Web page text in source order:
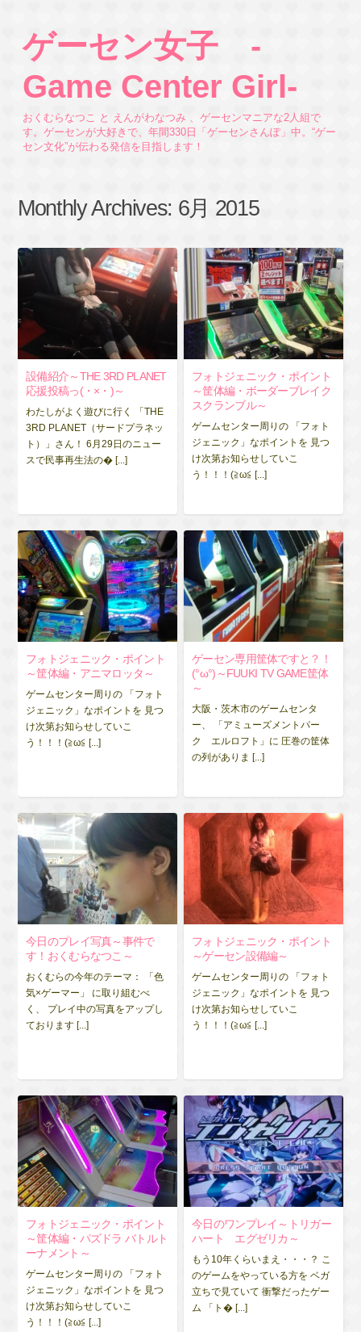
ゲーセン女子 -
Game Center Girl-
おくむらなつこ と えんがわなつみ 、ゲーセンマニアな2人組で
す。ゲーセンが大好きで、年間330日「ゲーセンさんぽ」中。“ゲー
セン文化”が伝わる発信を目指します！
Monthly Archives: 6月 2015
設備紹介～THE 3RD PLANET
応援投稿っ(・×・)～
わたしがよく遊びに行く 「THE
3RD PLANET（サードプラネッ
ト）」さん！ 6月29日のニュー
スで民事再生法の� [...]
フォトジェニック・ポイント
～筐体編・ボーダーブレイク
スクランブル～
ゲームセンター周りの 「フォト
ジェニック」なポイントを 見つ
け次第お知らせしていこ
う！！！(≧ω≦ [...]
フォトジェニック・ポイント
～筐体編・アニマロッタ～
ゲームセンター周りの 「フォト
ジェニック」なポイントを 見つ
け次第お知らせしていこ
う！！！(≧ω≦ [...]
ゲーセン専用筐体ですと？！
(°ω°)～FUUKI TV GAME筐体
～
大阪・茨木市のゲームセンタ
ー、 「アミューズメントパー
ク エルロフト」に 圧巻の筐体
の列がありま [...]
今日のプレイ写真～事件で
す！おくむらなつこ～
おくむらの今年のテーマ： 「色
気×ゲーマー」 に取り組むべ
く、 プレイ中の写真をアップし
ております [...]
フォトジェニック・ポイント
～ゲーセン設備編～
ゲームセンター周りの 「フォト
ジェニック」なポイントを 見つ
け次第お知らせしていこ
う！！！(≧ω≦ [...]
フォトジェニック・ポイント
～筐体編・パズドラ バトルト
ーナメント～
ゲームセンター周りの 「フォト
ジェニック」なポイントを 見つ
け次第お知らせしていこ
う！！！(≧ω≦ [...]
今日のワンプレイ～トリガー
ハート エグゼリカ～
もう10年くらいまえ・・・？ こ
のゲームをやっている方を ベガ
立ちで見ていて 衝撃だったゲー
ム 「ト� [...]